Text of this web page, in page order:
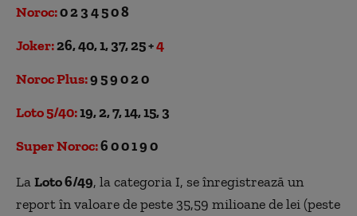
Noroc:0 2 3 4 5 0 8
Joker:26, 40, 1, 37, 25 +4
Noroc Plus:9 5 9 0 2 0
Loto 5/40:19, 2, 7, 14, 15, 3
Super Noroc:6 0 0 1 9 0
LaLoto 6/49, la categoria I, se înregistrează un
report în valoare de peste 35,59 milioane de lei (peste